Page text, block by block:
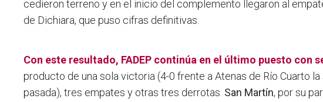
cedieron terreno y en el inicio del complemento llegaron al
de Dichiara, que puso cifras definitivas.
Con este resultado, FADEP continúa en el último puesto con
producto de una sola victoria (4-0 frente a Atenas de Río Cuarto la
pasada), tres empates y otras tres derrotas. San Martín, por su